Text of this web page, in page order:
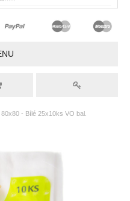
- Bílé 25x10ks VO bal.